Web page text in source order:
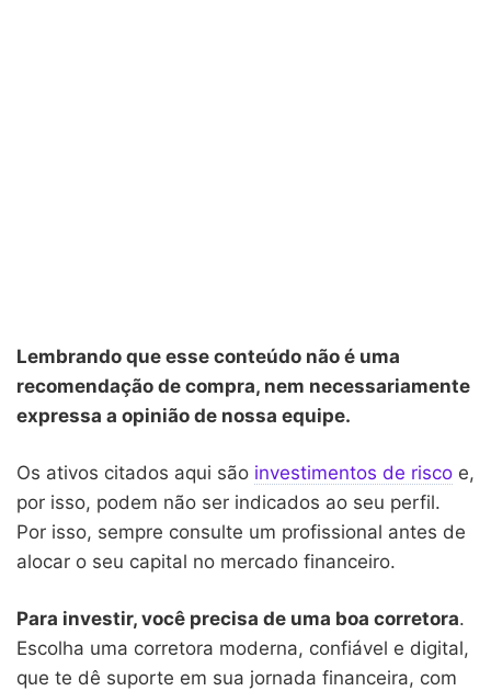
Lembrando que esse conteúdo não é uma
recomendação de compra, nem necessariamente
expressa a opinião de nossa equipe.
Os ativos citados aqui são investimentos de risco e,
por isso, podem não ser indicados ao seu perfil.
Por isso, sempre consulte um profissional antes de
alocar o seu capital no mercado financeiro.
Para investir, você precisa de uma boa corretora.
Escolha uma corretora moderna, confiável e digital,
que te dê suporte em sua jornada financeira, com